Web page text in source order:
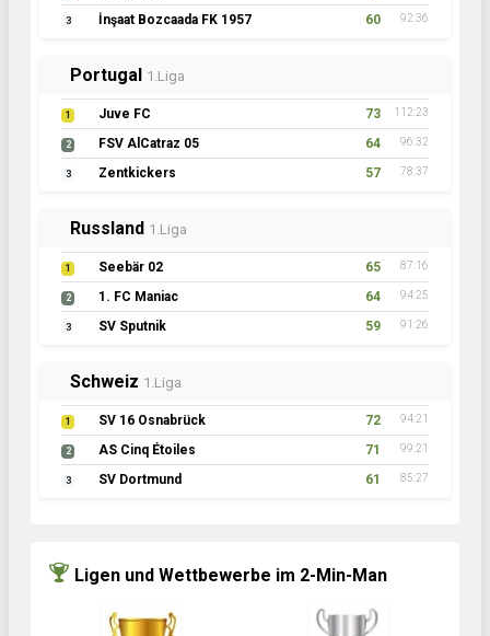
3 İnşaat Bozcaada FK 1957 60 92:36
Portugal 1.Liga
1 Juve FC 73 112:23
2 FSV AlCatraz 05 64 96:32
3 Zentkickers 57 78:37
Russland 1.Liga
1 Seebär 02 65 87:16
2 1. FC Maniac 64 94:25
3 SV Sputnik 59 91:26
Schweiz 1.Liga
1 SV 16 Osnabrück 72 94:21
2 AS Cinq Étoiles 71 99:21
3 SV Dortmund 61 85:27
Ligen und Wettbewerbe im 2-Min-Man